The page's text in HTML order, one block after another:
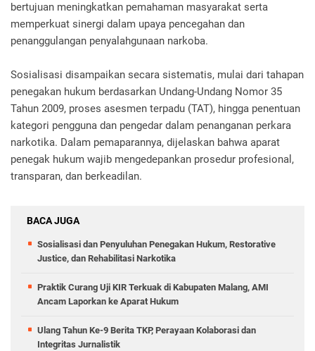
bertujuan meningkatkan pemahaman masyarakat serta
memperkuat sinergi dalam upaya pencegahan dan
penanggulangan penyalahgunaan narkoba.
Sosialisasi disampaikan secara sistematis, mulai dari tahapan
penegakan hukum berdasarkan Undang-Undang Nomor 35
Tahun 2009, proses asesmen terpadu (TAT), hingga penentuan
kategori pengguna dan pengedar dalam penanganan perkara
narkotika. Dalam pemaparannya, dijelaskan bahwa aparat
penegak hukum wajib mengedepankan prosedur profesional,
transparan, dan berkeadilan.
BACA JUGA
Sosialisasi dan Penyuluhan Penegakan Hukum, Restorative
Justice, dan Rehabilitasi Narkotika
Praktik Curang Uji KIR Terkuak di Kabupaten Malang, AMI
Ancam Laporkan ke Aparat Hukum
Ulang Tahun Ke-9 Berita TKP, Perayaan Kolaborasi dan
Integritas Jurnalistik